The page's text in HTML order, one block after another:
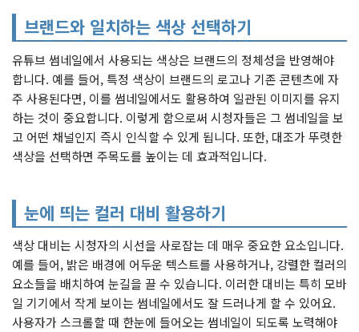
브랜드와 일치하는 색상 선택하기
유튜브 썸네일에서 사용되는 색상은 브랜드의 정체성을 반영해야
합니다. 예를 들어, 특정 색상이 브랜드의 로고나 기존 콘텐츠에 자
주 사용된다면, 이를 썸네일에서도 활용하여 일관된 이미지를 유지
하는 것이 중요합니다. 이렇게 함으로써 시청자들은 그 썸네일을 보
고 어떤 채널인지 즉시 인식할 수 있게 됩니다. 또한, 대조가 뚜렷한
색상을 선택하면 주목도를 높이는 데 효과적입니다.
눈에 띄는 컬러 대비 활용하기
색상 대비는 시청자의 시선을 사로잡는 데 매우 중요한 요소입니다.
예를 들어, 밝은 배경에 어두운 텍스트를 사용하거나, 강렬한 컬러의
요소들을 배치하여 눈길을 끌 수 있습니다. 이러한 대비는 특히 모바
일 기기에서 작게 보이는 썸네일에서도 잘 드러나게 할 수 있어요.
사용자가 스크롤할 때 한눈에 들어오는 썸네일이 되도록 노력해야